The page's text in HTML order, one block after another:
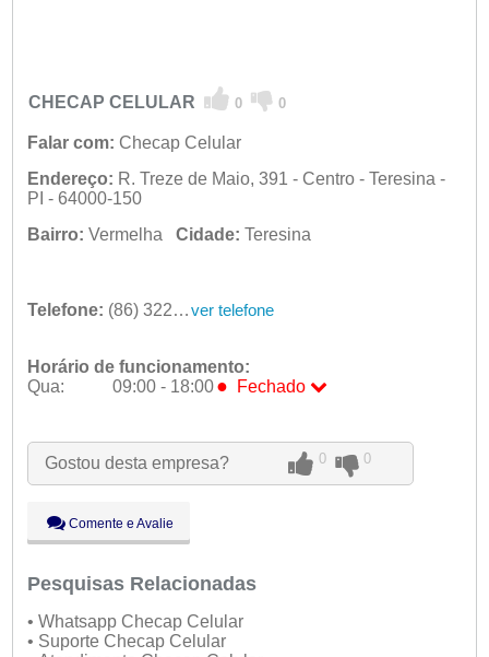
CHECAP CELULAR 0 0
Falar com: Checap Celular
Endereço: R. Treze de Maio, 391 - Centro - Teresina -
PI - 64000-150
Bairro: Vermelha Cidade: Teresina
Telefone: (86) 3221-0333 ver telefone
Horário de funcionamento:
Qua:
09:00 - 18:00 ● Fechado
Qua:
09:00 - 18:00 ●Fechado
Qui:
09:00 - 18:00
Sáb:
Dom:
Fechado
Gostou desta empresa? 0 0
Comente e Avalie
Pesquisas Relacionadas
• Whatsapp Checap Celular
• Suporte Checap Celular